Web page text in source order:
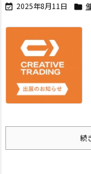
 2025年8月11日 
続